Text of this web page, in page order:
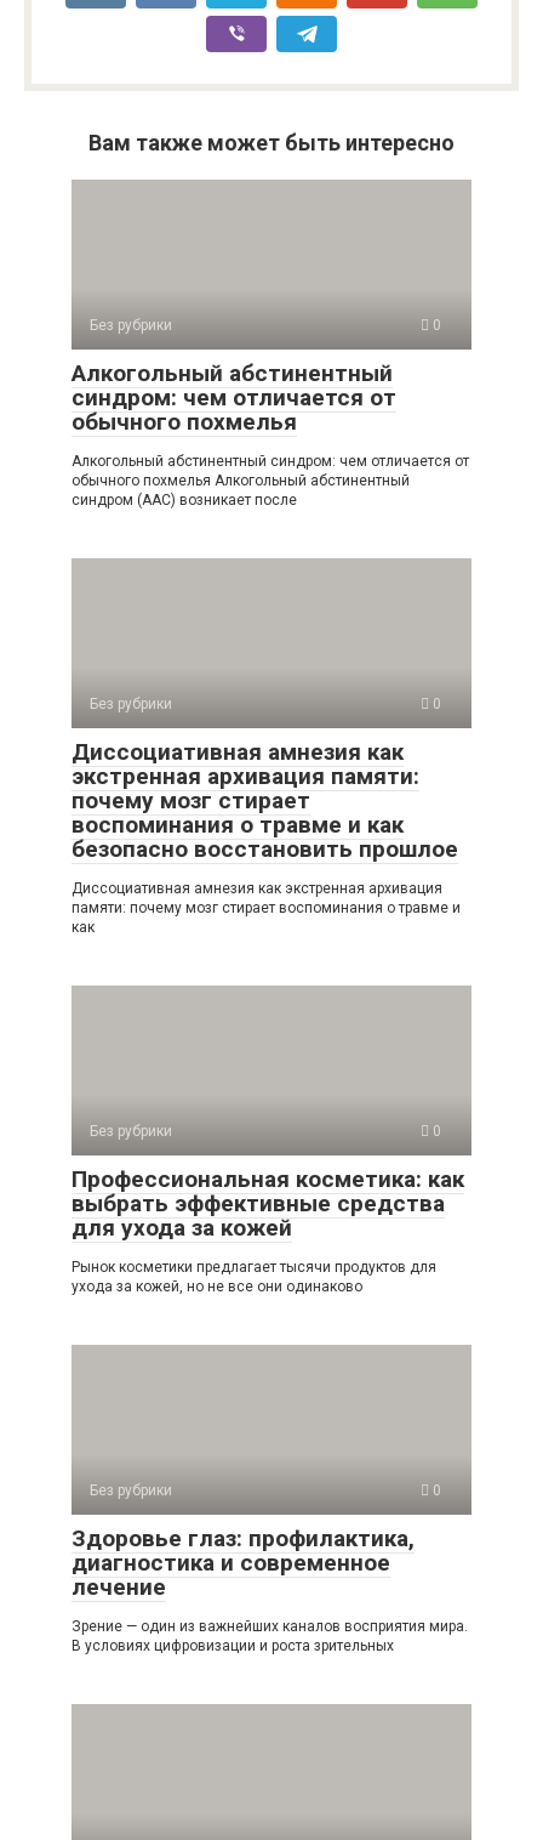
Вам также может быть интересно
Без рубрики 0
Алкогольный абстинентный
синдром: чем отличается от
обычного похмелья
Алкогольный абстинентный синдром: чем отличается от
обычного похмелья Алкогольный абстинентный
синдром (ААС) возникает после
Без рубрики 0
Диссоциативная амнезия как
экстренная архивация памяти:
почему мозг стирает
воспоминания о травме и как
безопасно восстановить прошлое
Диссоциативная амнезия как экстренная архивация
памяти: почему мозг стирает воспоминания о травме и
как
Без рубрики 0
Профессиональная косметика: как
выбрать эффективные средства
для ухода за кожей
Рынок косметики предлагает тысячи продуктов для
ухода за кожей, но не все они одинаково
Без рубрики 0
Здоровье глаз: профилактика,
диагностика и современное
лечение
Зрение — один из важнейших каналов восприятия мира.
В условиях цифровизации и роста зрительных